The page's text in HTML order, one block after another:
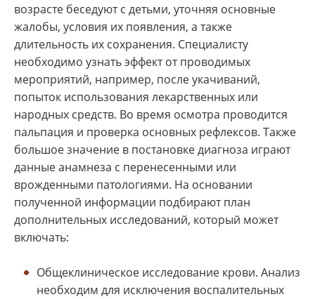
возрасте беседуют с детьми, уточняя основные
жалобы, условия их появления, а также
длительность их сохранения. Специалисту
необходимо узнать эффект от проводимых
мероприятий, например, после укачиваний,
попыток использования лекарственных или
народных средств. Во время осмотра проводится
пальпация и проверка основных рефлексов. Также
большое значение в постановке диагноза играют
данные анамнеза с перенесенными или
врожденными патологиями. На основании
полученной информации подбирают план
дополнительных исследований, который может
включать:
Общеклиническое исследование крови. Анализ
необходим для исключения воспалительных